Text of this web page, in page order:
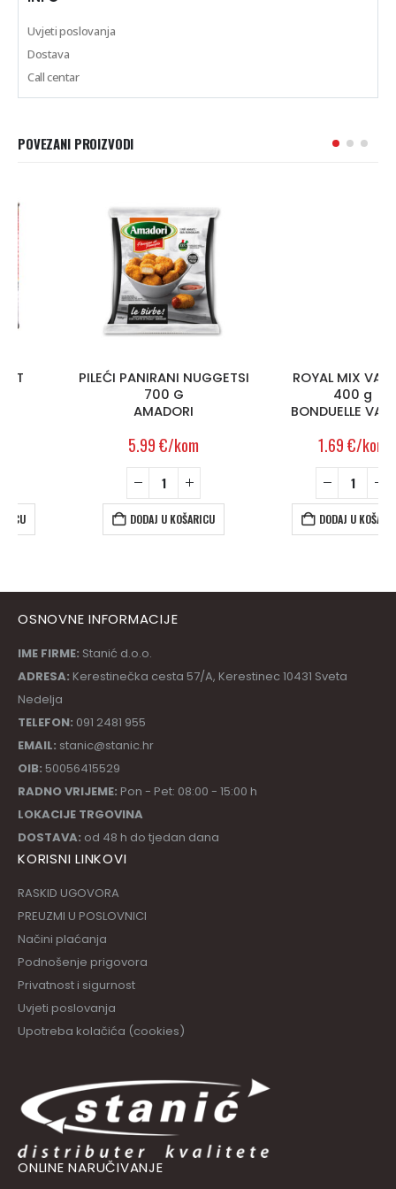
Uvjeti poslovanja
Dostava
Call centar
POVEZANI PROIZVODI
PILEĆI PANIRANI NUGGETSI
/kom
DODAJ U KOŠARICU
ROYAL MIX VAPEUR
BONDUELLE VAPEUR
/kom
DODAJ U KOŠARICU
OSNOVNE INFORMACIJE
IME FIRME: Stanić d.o.o.
ADRESA: Kerestinečka cesta 57/A, Kerestinec 10431 Sveta
Nedelja
TELEFON: 091 2481 955
EMAIL: stanic@stanic.hr
OIB: 50056415529
RADNO VRIJEME: Pon - Pet: 08:00 - 15:00 h
LOKACIJE TRGOVINA
DOSTAVA: od 48 h do tjedan dana
KORISNI LINKOVI
RASKID UGOVORA
PREUZMI U POSLOVNICI
Načini plaćanja
Podnošenje prigovora
Privatnost i sigurnost
Uvjeti poslovanja
Upotreba kolačića (cookies)
ONLINE NARUČIVANJE